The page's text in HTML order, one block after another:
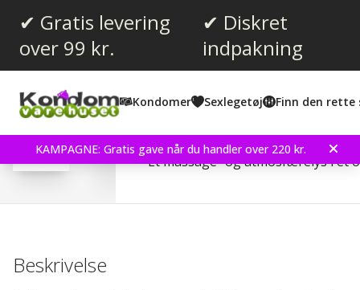
✔ Gratis levering
over 99 kr.
✔ Diskret
indpakning
Kondomer Sexlegetøj Finn den rette
KAMPAGNE: Gratis gave når du handler over 220 kr.
Gennemsnitlig vurdering:
4.1 stemmer:
Shunga Massage
Et massage- og atmosfærelys i ét
Beskrivelse